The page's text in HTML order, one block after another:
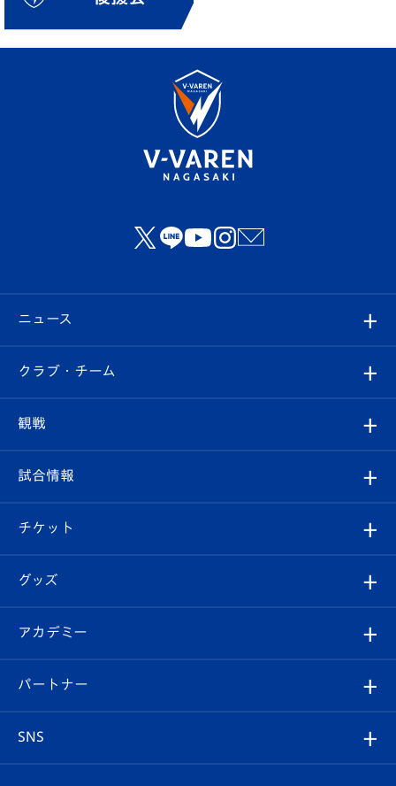
ニュース
すべて
クラブ
試合情報
チケット
イベント
メディア
ホームタウン
クラブ・チーム
クラブ概要
エンブレム紹介
スタッフプロフィール
マスコット紹介
観戦
観戦ルール
はじめての観戦ガイド
Revive Team
ヴィヴィくんの長崎おもてなしガイド
試合情報
試合日程/結果
フォトギャラリー
スタジアムグルメ
チケット
チケット
V-LOVERS（ファンクラブ）
プレイヤーズスイート
グッズ
オンラインショップ
店舗情報
アカデミー
育成からのお知らせ
U-18
パートナー
SNS